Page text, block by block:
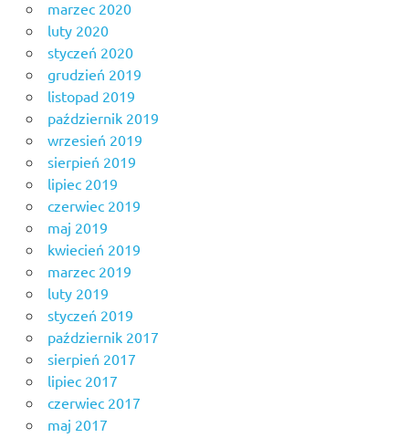
marzec 2020
luty 2020
styczeń 2020
grudzień 2019
listopad 2019
październik 2019
wrzesień 2019
sierpień 2019
lipiec 2019
czerwiec 2019
maj 2019
kwiecień 2019
marzec 2019
luty 2019
styczeń 2019
październik 2017
sierpień 2017
lipiec 2017
czerwiec 2017
maj 2017